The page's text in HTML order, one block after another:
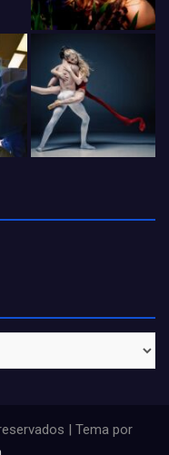
| Tema por